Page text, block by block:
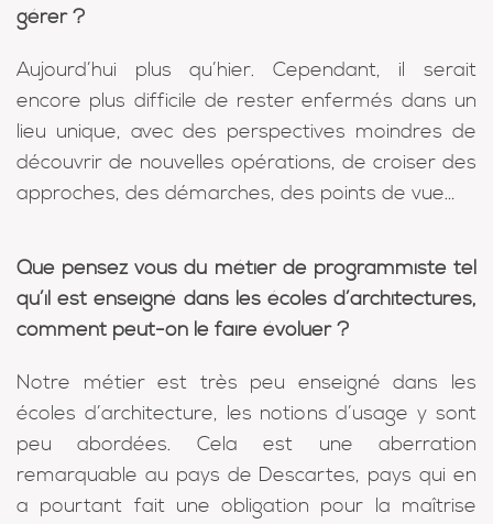
gérer ?
Aujourd’hui plus qu’hier. Cependant, il serait
encore plus difficile de rester enfermés dans un
lieu unique, avec des perspectives moindres de
découvrir de nouvelles opérations, de croiser des
approches, des démarches, des points de vue…
Que pensez vous du métier de programmiste tel
qu’il est enseigné dans les écoles d’architectures,
comment peut-on le faire évoluer ?
Notre métier est très peu enseigné dans les
écoles d’architecture, les notions d’usage y sont
peu abordées. Cela est une aberration
remarquable au pays de Descartes, pays qui en
a pourtant fait une obligation pour la maîtrise